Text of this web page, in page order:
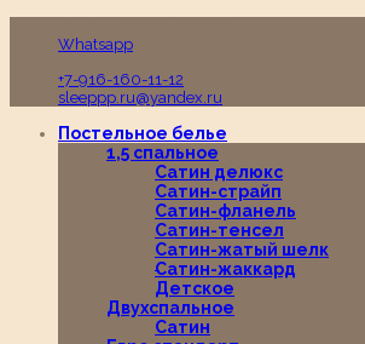
Whatsapp
+7-916-160-11-12
sleeppp.ru@yandex.ru
Постельное белье
1,5 спальное
Сатин делюкс
Сатин-страйп
Сатин-фланель
Сатин-тенсел
Сатин-жатый шелк
Сатин-жаккард
Детское
Двухспальное
Сатин